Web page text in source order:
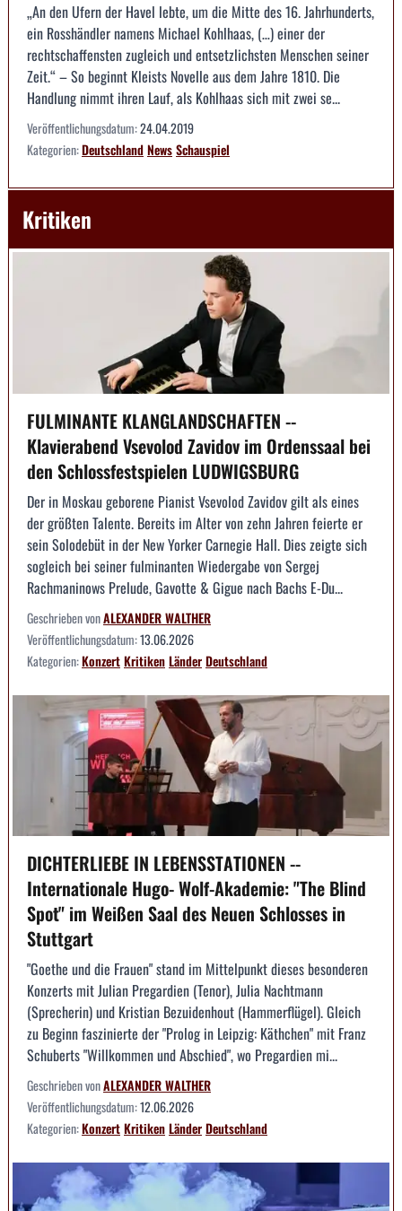
„An den Ufern der Havel lebte, um die Mitte des 16. Jahrhunderts,
ein Rosshändler namens Michael Kohlhaas, (…) einer der
rechtschaffensten zugleich und entsetzlichsten Menschen seiner
Zeit.“ – So beginnt Kleists Novelle aus dem Jahre 1810. Die
Handlung nimmt ihren Lauf, als Kohlhaas sich mit zwei se...
Veröffentlichungsdatum:24.04.2019
Kategorien:DeutschlandNewsSchauspiel
Kritiken
FULMINANTE KLANGLANDSCHAFTEN --
Klavierabend Vsevolod Zavidov im Ordenssaal bei
den Schlossfestspielen LUDWIGSBURG
Der in Moskau geborene Pianist Vsevolod Zavidov gilt als eines
der größten Talente. Bereits im Alter von zehn Jahren feierte er
sein Solodebüt in der New Yorker Carnegie Hall. Dies zeigte sich
sogleich bei seiner fulminanten Wiedergabe von Sergej
Rachmaninows Prelude, Gavotte & Gigue nach Bachs E-Du...
Geschrieben vonALEXANDER WALTHER
Veröffentlichungsdatum:13.06.2026
Kategorien:KonzertKritikenLänderDeutschland
DICHTERLIEBE IN LEBENSSTATIONEN --
Internationale Hugo- Wolf-Akademie: "The Blind
Spot" im Weißen Saal des Neuen Schlosses in
Stuttgart
"Goethe und die Frauen" stand im Mittelpunkt dieses besonderen
Konzerts mit Julian Pregardien (Tenor), Julia Nachtmann
(Sprecherin) und Kristian Bezuidenhout (Hammerflügel). Gleich
zu Beginn faszinierte der "Prolog in Leipzig: Käthchen" mit Franz
Schuberts "Willkommen und Abschied", wo Pregardien mi...
Geschrieben vonALEXANDER WALTHER
Veröffentlichungsdatum:12.06.2026
Kategorien:KonzertKritikenLänderDeutschland